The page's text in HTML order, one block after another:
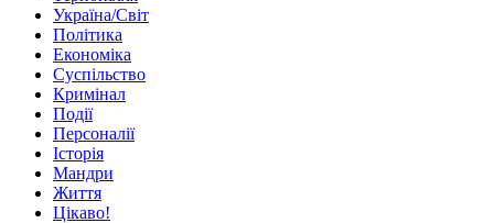
Україна/Світ
Політика
Економіка
Суспільство
Кримінал
Події
Персоналії
Історія
Мандри
Життя
Цікаво!